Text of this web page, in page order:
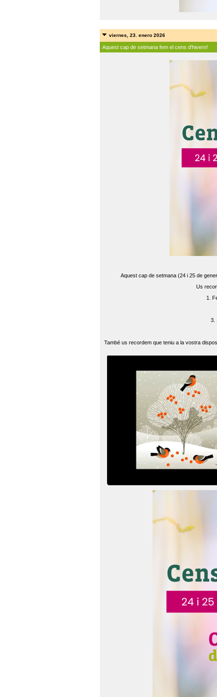
viernes, 23. enero 2026
Aquest cap de setmana fem el cens d'hivern!
Aquest cap de setmana (24 i 25 de
Us
1.
3.
També us recordem que teniu a la vostra